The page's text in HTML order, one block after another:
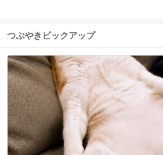
つぶやきピックアップ